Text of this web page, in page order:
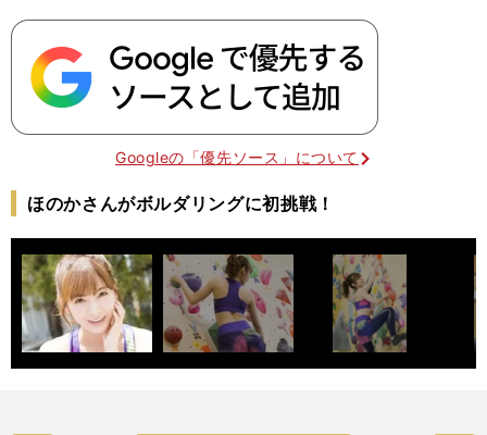
Googleの「優先ソース」について
ほのかさんがボルダリングに初挑戦！